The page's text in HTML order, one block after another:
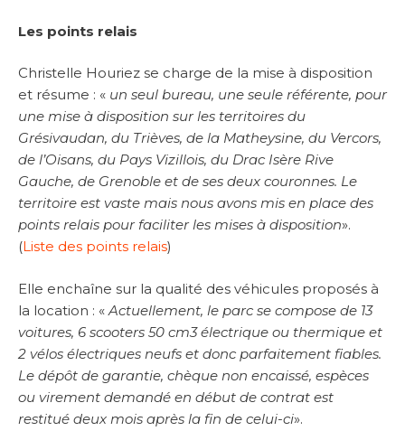
Les points relais
Christelle Houriez se charge de la mise à disposition
et résume : « un seul bureau, une seule référente, pour
une mise à disposition sur les territoires du
Grésivaudan, du Trièves, de la Matheysine, du Vercors,
de l’Oisans, du Pays Vizillois, du Drac Isère Rive
Gauche, de Grenoble et de ses deux couronnes. Le
territoire est vaste mais nous avons mis en place des
points relais pour faciliter les mises à disposition».
(Liste des points relais)
Elle enchaîne sur la qualité des véhicules proposés à
la location : «Actuellement, le parc se compose de 13
voitures, 6 scooters 50 cm3 électrique ou thermique et
2 vélos électriques neufs et donc parfaitement fiables.
Le dépôt de garantie, chèque non encaissé, espèces
ou virement demandé en début de contrat est
restitué deux mois après la fin de celui-ci».